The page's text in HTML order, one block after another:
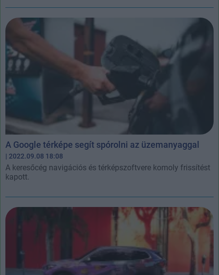
A Google térképe segít spórolni az üzemanyaggal
| 2022.09.08 18:08
A keresőcég navigációs és térképszoftvere komoly frissítést
kapott.